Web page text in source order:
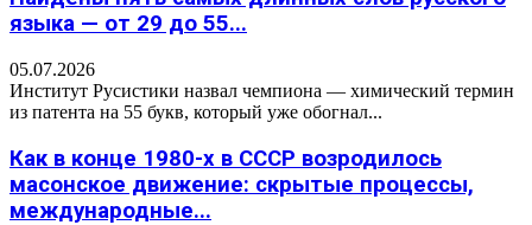
языка — от 29 до 55...
05.07.2026
Институт Русистики назвал чемпиона — химический термин
из патента на 55 букв, который уже обогнал...
Как в конце 1980-х в СССР возродилось
масонское движение: скрытые процессы,
международные...